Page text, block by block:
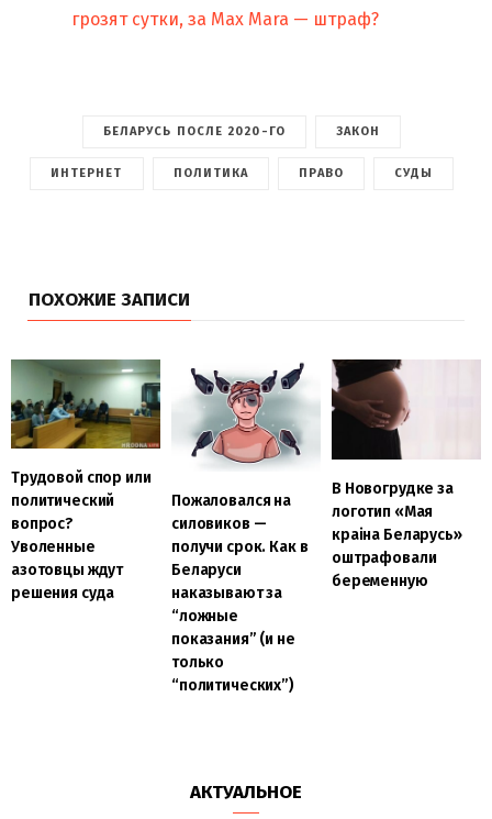
грозят сутки, за Max Mara — штраф?
БЕЛАРУСЬ ПОСЛЕ 2020-ГО ЗАКОН
ИНТЕРНЕТ ПОЛИТИКА ПРАВО СУДЫ
ПОХОЖИЕ ЗАПИСИ
Трудовой спор или
политический
вопрос?
Уволенные
азотовцы ждут
решения суда
Пожаловался на
силовиков —
получи срок. Как в
Беларуси
наказывают за
“ложные
показания” (и не
только
“политических”)
В Новогрудке за
логотип «Мая
краiна Беларусь»
оштрафовали
беременную
АКТУАЛЬНОЕ